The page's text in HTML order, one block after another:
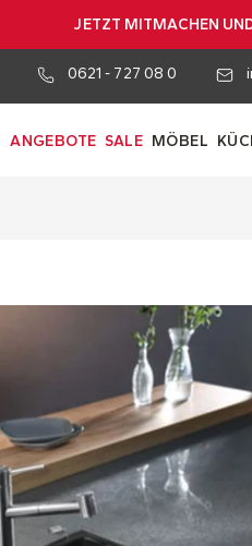
JETZT MITMACHEN
0621 - 727 08 0
ANGEBOTE SALE MÖBEL